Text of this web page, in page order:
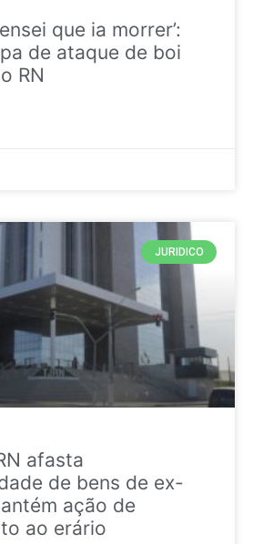
que ia morrer’:
de ataque de boi
RN
JURIDICO
afasta
de bens de ex-
ação de
ao erário